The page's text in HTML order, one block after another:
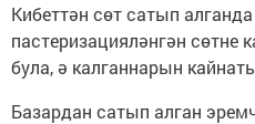
Кибеттән сөт сатып
пастеризацияләнгән сөтне
була, ә калганнарын
Базардан сатып алган